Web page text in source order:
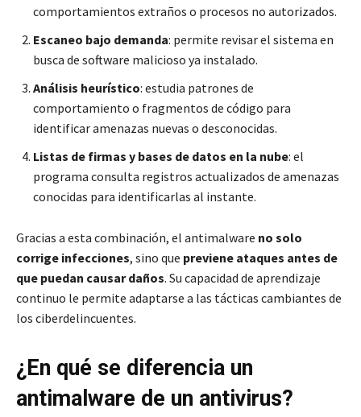
comportamientos extraños o procesos no autorizados.
Escaneo bajo demanda: permite revisar el sistema en
busca de software malicioso ya instalado.
Análisis heurístico: estudia patrones de
comportamiento o fragmentos de código para
identificar amenazas nuevas o desconocidas.
Listas de firmas y bases de datos en la nube: el
programa consulta registros actualizados de amenazas
conocidas para identificarlas al instante.
Gracias a esta combinación, el antimalware no solo
corrige infecciones, sino que previene ataques antes de
que puedan causar daños. Su capacidad de aprendizaje
continuo le permite adaptarse a las tácticas cambiantes de
los ciberdelincuentes.
¿En qué se diferencia un
antimalware de un antivirus?